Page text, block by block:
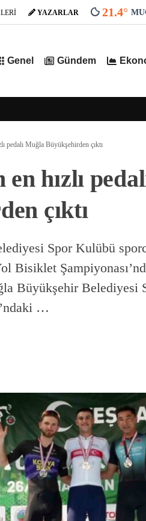
YAZARLAR 21.4°
Genel Gündem
pedalı Muğla Büyükşehirden çıktı
hızlı
çıktı
Spor Kulübü
Bisiklet
Büyükşehir Belediyesi
…